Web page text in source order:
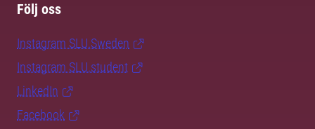
Följ oss
Instagram SLU.Sweden
Instagram SLU.student
LinkedIn
Facebook